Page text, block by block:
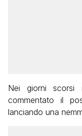
Nei giorni scorsi
commentato il
lanciando una